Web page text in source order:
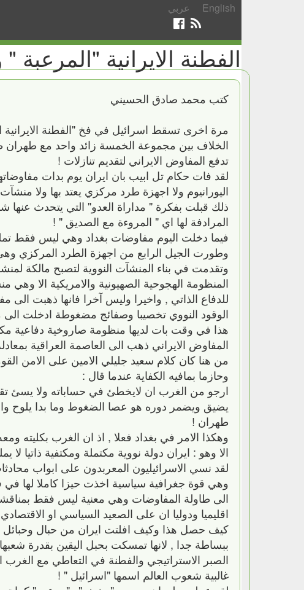
عربي English
الفطنة الايرانية
كتب محمد صادق الحسيني
مرة اخرى تسقط اسرائيل في فخ "الفطنة
الخلاف بين مجموعة الخمسة زائد واحد مع طهران
تدفع المفاوض الايراني لتقديم تنازلات !
اليورانيوم ولا اجهزة طرد مركزي يعتد بها ولا
ذلك قبلت بفكرة " مداراة العدو" التي يتحدث
المرادفة لها اي " المروءة مع الصديق " !
فيما دخلت اليوم مفاوضات بغداد وهي ليس فقط
وطورت الجيل الرابع من اجهزة الطرد المركزي وهي
وتقدمت في بناء المنشآت النووية لتصبح مالكة
المنظومة الهجوحية الصهيونية والامريكية الا
للدفاع الذاتي , واخيرا وليس آخرا فانها ذهبت
الوقود النووي تخصيبا وصفائج مضغوطة ادخلت الى
هذا في وقت بات لديها منظومة صاروخية دفاعية
المفاوض الايراني ذهب الى العاصمة العراقية
من هنا كان كلام سعيد جليلي الامين على الامن
وحازما بمافيه الكفاية عندما قال :
ارجو من الغرب ان لايخطئ في حساباته ولا يسئ
يضيق ويضمر دوره هو عصا الضغوط وما بدا يلوح
طهران !
وهكذا الامر في بغداد فعلا , اذ ان الغرب بكليته
الا وهو : ايران دولة نووية مكتملة ومكتفية ذاتيا لا
لقد نسي الاسرائيليون المعربدون على ابواب
وهي قوة جغرافية سياسية اخذت حيزا كاملا لها
الى طاولة المفاوضات وهي معنية ليس فقط
اقليميا ودوليا ان على الصعيد السياسي او
كيف حصل هذا وكيف افلتت ايران من حبال وحبائل
ببساطة جدا , لانها تمسكت بحبل اليقين بقدرة
الصبر الاستراتيجي والفطنة في التعاطي مع
غالبية شعوب العالم اسمها "اسرائيل " !